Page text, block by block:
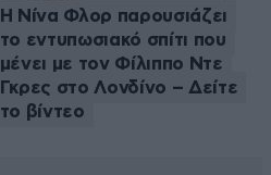
Η Νίνα Φλορ παρουσιάζει
το εντυπωσιακό σπίτι που
μένει με τον Φίλιππο Ντε
Γκρες στο Λονδίνο – Δείτε
το βίντεο